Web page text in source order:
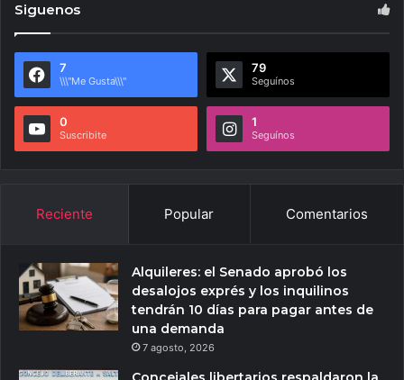
Siguenos
7
\\\"Me Gusta\\\"
79
Seguínos
0
Suscribite
1
Seguínos
Reciente Popular Comentarios
Alquileres: el Senado aprobó los
desalojos exprés y los inquilinos
tendrán 10 días para pagar antes de
una demanda
7 agosto, 2026